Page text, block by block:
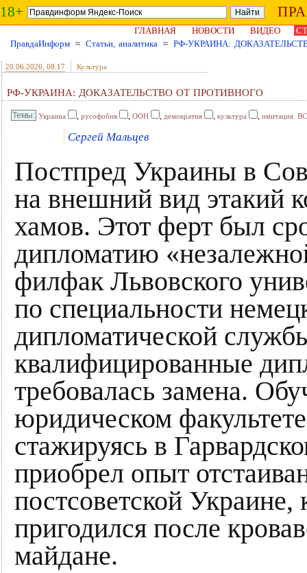
18+
ГЛАВНАЯ НОВОСТИ ВИДЕО
ПравдаИнформ ≈ Статьи, аналитика ≈ РФ-УКРАИНА:
20.06.2026 , 08:17 Культура
РФ-УКРАИНА: ДОКАЗАТЕЛЬСТВО ОТ ПРОТИВНОГО
Украина , русофобия , ООН , демократия , культура , имитация.
Сергей Мальцев
Постпред Украины в
на внешний вид этакий
хамов. Этот ферт был
дипломатию
филфак Львовского
по специальности
дипломатической
квалифицированные
требовалась замена.
юридическом
стажируясь в
приобрел опыт
постсоветской
пригодился после
майдане.